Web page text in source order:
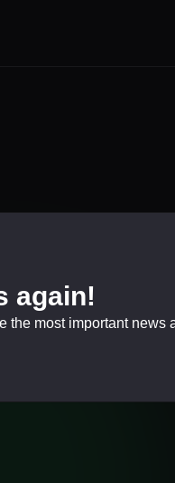
again!
the most important news